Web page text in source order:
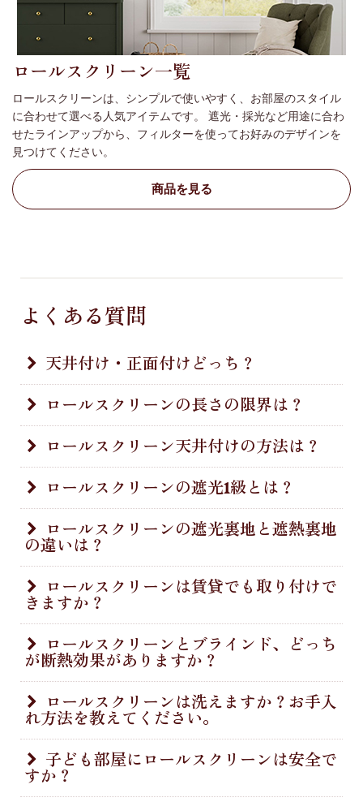
ロールスクリーン一覧
ロールスクリーンは、シンプルで使いやすく、お部屋のスタイル
に合わせて選べる人気アイテムです。 遮光・採光など用途に合わ
せたラインアップから、フィルターを使ってお好みのデザインを
見つけてください。
商品を見る
よくある質問
天井付け・正面付けどっち？
天井付けは窓枠内にロールスクリーンをおさめる方法
付けは窓枠を覆うように取り付けるので、遮光性を重視
したい方におすすめです。
ロールスクリーンの長さの限界は？
生地の種類によって、最大丈は異なりますが3000mm
ロールスクリーン天井付けの方法は？
窓枠内側上部の両端にブラケット（取付金具）をドライ
はめ込んだら設置完了です。
ロールスクリーンの遮光1級とは？
遮光ロールスクリーンには1～3までの等級があります
が、TUISSの遮光生地・遮光裏地はすべて遮光1級で
99.99%以上の遮光性があります。（弱遮光商品除く）
ローラーブラインド遮光生地の色で遮光度が変わる事は
ありませんので、お好みのお色をお選びください。
ロールスクリーンの遮光裏地と遮熱裏地
の違いは？
遮熱裏地は太陽熱を反射し、熱の吸収を抑えて部屋の温
度が上がるのを防ぐ効果があります。遮光裏地は部屋に
入ってくる光を遮ります。
ロールスクリーンは賃貸でも取り付けで
きますか？
はい、賃貸でも取り付け可能です。ビス止め不要のつっ
ぱり式がおすすめです。退去時に原状回復しやすい製品
を選びましょう。つっぱり式は天井付けを選択していた
だき、つっぱり式オプションを選択してください。
ロールスクリーンとブラインド、どっち
が断熱効果がありますか？
アルミブラインドやバーチカルブラインドと比較する
と、ロールスクリーンの方ができる隙間が少なく、断熱
性に優れます。特に遮熱保温裏地を選択いただくと、冷
暖房効率がアップし省エネにもつながります。夏の暑さ
や冬の寒さ対策にもおすすめです。
ロールスクリーンは洗えますか？お手入
れ方法を教えてください。
ロールスクリーンは水洗い不可です。柔らかい布や掃除
機のブラシでホコリを取り、汚れた部分は中性洗剤を含
ませた布で軽く拭くと清潔に保つことができます。
子ども部屋にロールスクリーンは安全で
すか？